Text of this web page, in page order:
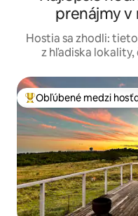
prenájmy
Hostia sa zhodli:
z hľadiska
Najobľúbenejšie medzi
Obľúbené medzi